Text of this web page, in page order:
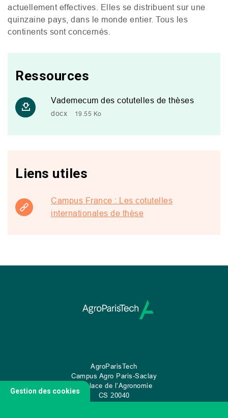
actuellement effectives. Elles se distribuent sur une
quinzaine pays, dans le monde entier. Tous les
continents sont concernés.
Ressources
Vademecum des cotutelles de thèses
docx 19.55 Ko
Liens utiles
Campus France : Les cotutelles
internationales de thèse
AgroParisTech
Campus Agro Paris-Saclay
22 place de l’Agronomie
CS 20040
Gestion des cookies